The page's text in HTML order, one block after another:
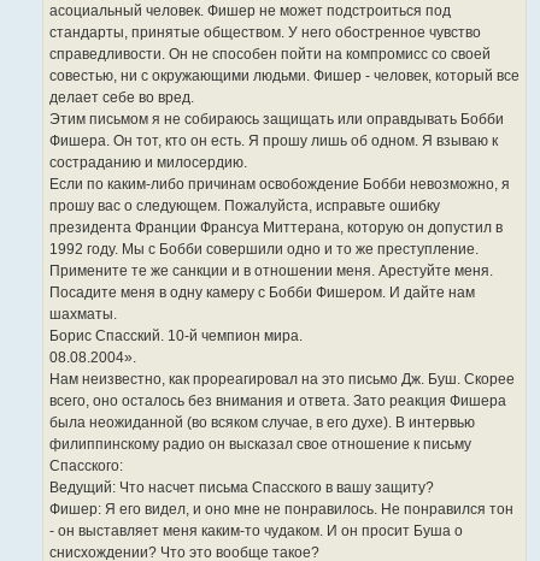
асоциальный человек. Фишер не может подстроиться под
стандарты, принятые обществом. У него обостренное чувство
справедливости. Он не способен пойти на компромисс со своей
совестью, ни с окружающими людьми. Фишер - человек, который все
делает себе во вред.
Этим письмом я не собираюсь защищать или оправдывать Бобби
Фишера. Он тот, кто он есть. Я прошу лишь об одном. Я взываю к
состраданию и милосердию.
Если по каким-либо причинам освобождение Бобби невозможно, я
прошу вас о следующем. Пожалуйста, исправьте ошибку
президента Франции Франсуа Миттерана, которую он допустил в
1992 году. Мы с Бобби совершили одно и то же преступление.
Примените те же санкции и в отношении меня. Арестуйте меня.
Посадите меня в одну камеру с Бобби Фишером. И дайте нам
шахматы.
Борис Спасский. 10-й чемпион мира.
08.08.2004».
Нам неизвестно, как прореагировал на это письмо Дж. Буш. Скорее
всего, оно осталось без внимания и ответа. Зато реакция Фишера
была неожиданной (во всяком случае, в его духе). В интервью
филиппинскому радио он высказал свое отношение к письму
Спасского:
Ведущий: Что насчет письма Спасского в вашу защиту?
Фишер: Я его видел, и оно мне не понравилось. Не понравился тон
- он выставляет меня каким-то чудаком. И он просит Буша о
снисхождении? Что это вообще такое?